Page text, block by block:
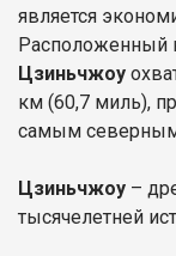
является
Расположенный
Цзиньчжоу
км (60,7 миль),
самым
Цзиньчжоу –
тысячелетней